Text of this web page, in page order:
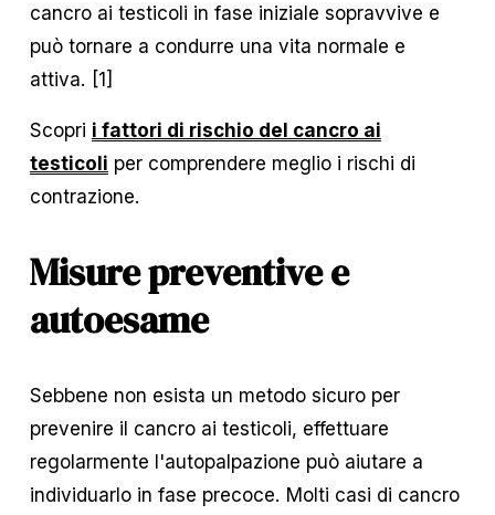
cancro ai testicoli in fase iniziale sopravvive e
può tornare a condurre una vita normale e
attiva. [1]
Scopri i fattori di rischio del cancro ai
testicoli per comprendere meglio i rischi di
contrazione.
Misure preventive e
autoesame
Sebbene non esista un metodo sicuro per
prevenire il cancro ai testicoli, effettuare
regolarmente l'autopalpazione può aiutare a
individuarlo in fase precoce. Molti casi di cancro